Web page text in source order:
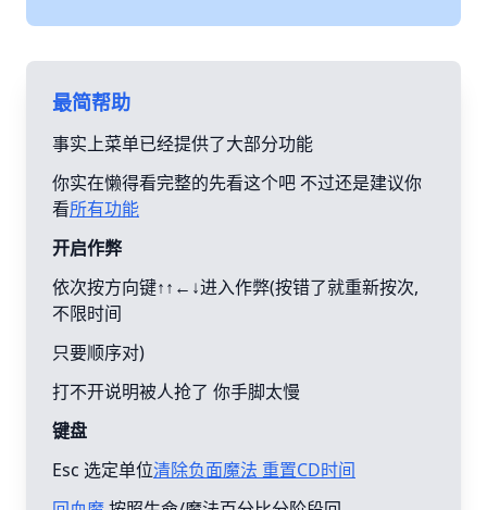
最简帮助
事实上菜单已经提供了大部分功能
你实在懒得看完整的先看这个吧 不过还是建议你
看所有功能
开启作弊
依次按方向键↑↑←↓进入作弊(按错了就重新按次,
不限时间
只要顺序对)
打不开说明被人抢了 你手脚太慢
键盘
Esc 选定单位清除负面魔法 重置CD时间